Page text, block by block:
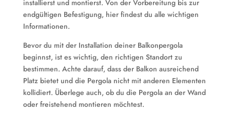
installierst und montierst. Von der Vorbereitung bis zur
endgültigen Befestigung, hier findest du alle wichtigen
Informationen.
Bevor du mit der Installation deiner Balkonpergola
beginnst, ist es wichtig, den richtigen Standort zu
bestimmen. Achte darauf, dass der Balkon ausreichend
Platz bietet und die Pergola nicht mit anderen Elementen
kollidiert. Überlege auch, ob du die Pergola an der Wand
oder freistehend montieren möchtest.